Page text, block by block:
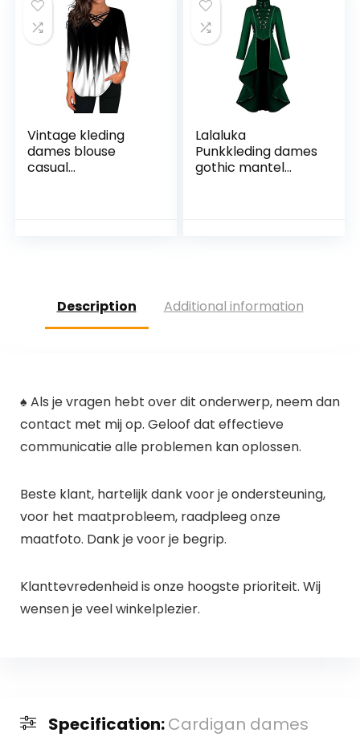
carnaval, cosplay
jurk, hoge taille,
mini-jurk met
trekkoord,
middeleeuwse jurk
Vintage kleding
dames blouse
casual
Lalaluka
Punkkleding dames
gothic mantel
Description Additional information
♠ Als je vragen hebt over dit onderwerp, neem dan
contact met mij op. Geloof dat effectieve
communicatie alle problemen kan oplossen.
Beste klant, hartelijk dank voor je ondersteuning,
voor het maatprobleem, raadpleeg onze
maatfoto. Dank je voor je begrip.
Klanttevredenheid is onze hoogste prioriteit. Wij
wensen je veel winkelplezier.
Specification:Cardigan dames